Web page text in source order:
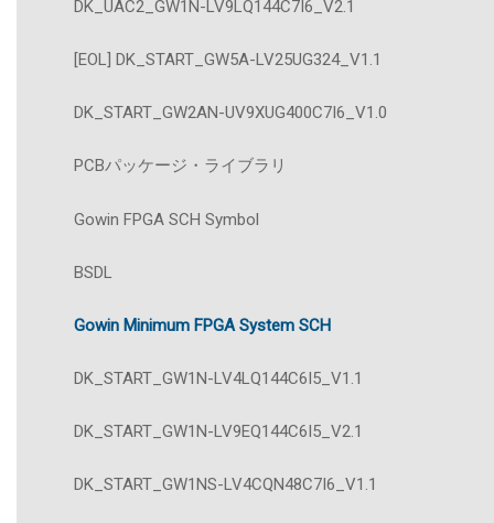
DK_UAC2_GW1N-LV9LQ144C7I6_V2.1
[EOL] DK_START_GW5A-LV25UG324_V1.1
DK_START_GW2AN-UV9XUG400C7I6_V1.0
PCBパッケージ・ライブラリ
Gowin FPGA SCH Symbol
BSDL
Gowin Minimum FPGA System SCH
DK_START_GW1N-LV4LQ144C6I5_V1.1
DK_START_GW1N-LV9EQ144C6I5_V2.1
DK_START_GW1NS-LV4CQN48C7I6_V1.1